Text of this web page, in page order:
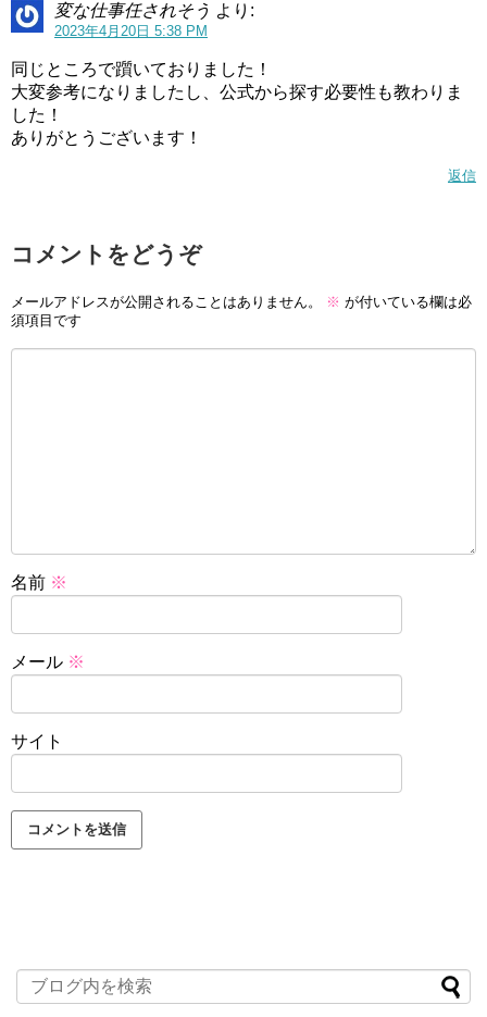
変な仕事任されそう より:
2023年4月20日 5:38 PM
同じところで躓いておりました！
大変参考になりましたし、公式から探す必要性も教わりま
した！
ありがとうございます！
返信
コメントをどうぞ
メールアドレスが公開されることはありません。 ※ が付いている欄は必
須項目です
名前 ※
メール ※
サイト